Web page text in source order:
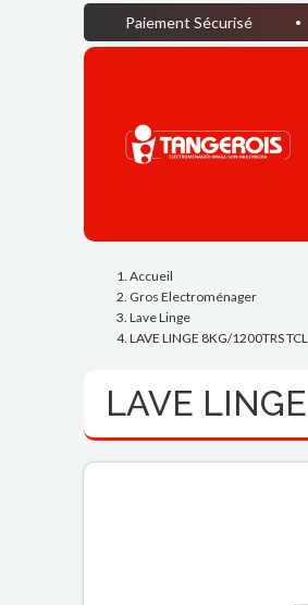
Paiement Sécurisé
Accueil
Gros Electroménager
Lave Linge
LAVE LINGE 8KG/1200TRS TCL
LAVE